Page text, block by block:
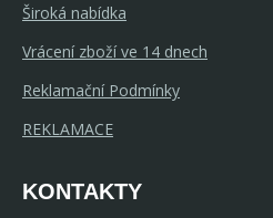
Široká nabídka
Vrácení zboží ve 14 dnech
Reklamační Podmínky
REKLAMACE
KONTAKTY